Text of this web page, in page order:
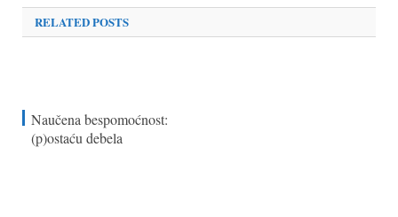
RELATED POSTS
Naučena bespomoćnost:
(p)ostaću debela